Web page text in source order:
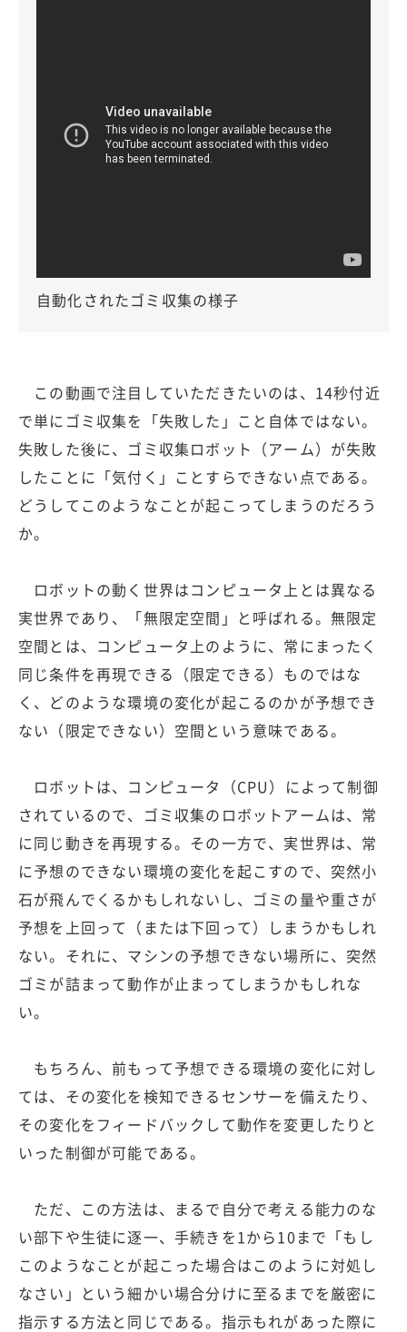
自動化されたゴミ収集の様子
この動画で注目していただきたいのは、14秒付近
で単にゴミ収集を「失敗した」こと自体ではない。
失敗した後に、ゴミ収集ロボット（アーム）が失敗
したことに「気付く」ことすらできない点である。
どうしてこのようなことが起こってしまうのだろう
か。
ロボットの動く世界はコンピュータ上とは異なる
実世界であり、「無限定空間」と呼ばれる。無限定
空間とは、コンピュータ上のように、常にまったく
同じ条件を再現できる（限定できる）ものではな
く、どのような環境の変化が起こるのかが予想でき
ない（限定できない）空間という意味である。
ロボットは、コンピュータ（CPU）によって制御
されているので、ゴミ収集のロボットアームは、常
に同じ動きを再現する。その一方で、実世界は、常
に予想のできない環境の変化を起こすので、突然小
石が飛んでくるかもしれないし、ゴミの量や重さが
予想を上回って（または下回って）しまうかもしれ
ない。それに、マシンの予想できない場所に、突然
ゴミが詰まって動作が止まってしまうかもしれな
い。
もちろん、前もって予想できる環境の変化に対し
ては、その変化を検知できるセンサーを備えたり、
その変化をフィードバックして動作を変更したりと
いった制御が可能である。
ただ、この方法は、まるで自分で考える能力のな
い部下や生徒に逐一、手続きを1から10まで「もし
このようなことが起こった場合はこのように対処し
なさい」という細かい場合分けに至るまでを厳密に
指示する方法と同じである。指示もれがあった際に